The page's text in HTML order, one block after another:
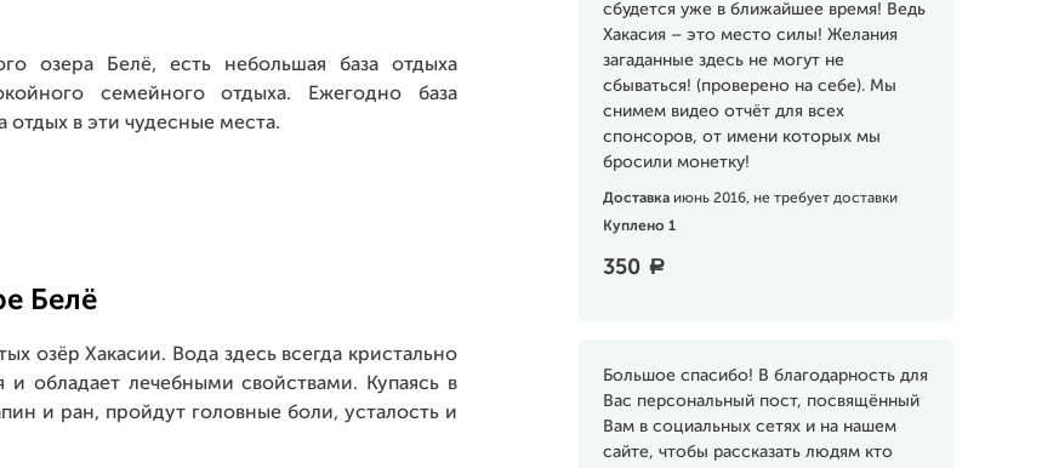
сбудется уже в ближайшее время! Ведь
Хакасия – это место силы! Желания
загаданные здесь не могут не
сбываться! (проверено на себе). Мы
снимем видео отчёт для всех
спонсоров, от имени которых мы
бросили монетку!
Доставка июнь 2016, не требует доставки
Куплено 1
350 a
Большое спасибо! В благодарность для
Вас персональный пост, посвящённый
Вам в социальных сетях и на нашем
сайте, чтобы рассказать людям кто
озера Белё, есть небольшая база отдыха
семейного отдыха. Ежегодно база
в эти чудесные места.
Белё
озёр Хакасии. Вода здесь всегда кристально
обладает лечебными свойствами. Купаясь в
и ран, пройдут головные боли, усталость и